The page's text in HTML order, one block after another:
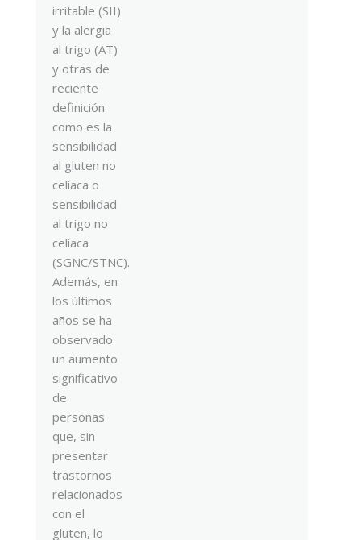
irritable (SII)
y la alergia
al trigo (AT)
y otras de
reciente
definición
como es la
sensibilidad
al gluten no
celiaca o
sensibilidad
al trigo no
celiaca
(SGNC/STNC).
Además, en
los últimos
años se ha
observado
un aumento
significativo
de
personas
que, sin
presentar
trastornos
relacionados
con el
gluten, lo